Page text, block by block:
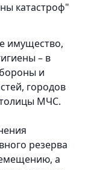
катастроф"
имущество,
– в
и
городов
МЧС.
резерва
а